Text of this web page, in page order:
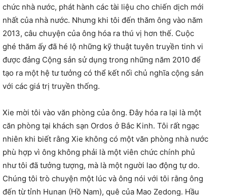
chức nhà nước, phát hành các tài liệu cho chiến dịch mới
nhất của nhà nước. Nhưng khi tôi đến thăm ông vào năm
2013, câu chuyện của ông hóa ra thú vị hơn thế. Cuộc
ghé thăm ấy đã hé lộ những kỹ thuật tuyên truyền tinh vi
được đảng Cộng sản sử dụng trong những năm 2010 để
tạo ra một hệ tư tưởng có thể kết nối chủ nghĩa cộng sản
với các giá trị truyền thống.
Xie mời tôi vào văn phòng của ông. Đây hóa ra lại là một
căn phòng tại khách sạn Ordos ở Bắc Kinh. Tôi rất ngạc
nhiên khi biết rằng Xie không có một văn phòng nhà nước
phù hợp vì ông không phải là một viên chức chính phủ
như tôi đã tưởng tượng, mà là một người lao động tự do.
Chúng tôi trò chuyện một lúc và ông nói với tôi rằng ông
đến từ tỉnh Hunan (Hồ Nam), quê của Mao Zedong. Hầu